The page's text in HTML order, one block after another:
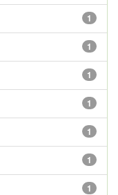
1
1
1
1
1
1
1